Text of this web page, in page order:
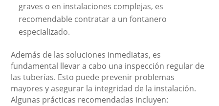
graves o en instalaciones complejas, es
recomendable contratar a un fontanero
especializado.
Además de las soluciones inmediatas, es
fundamental llevar a cabo una inspección regular de
las tuberías. Esto puede prevenir problemas
mayores y asegurar la integridad de la instalación.
Algunas prácticas recomendadas incluyen: